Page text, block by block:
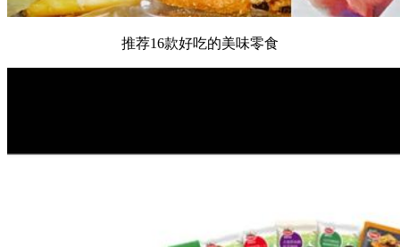
推荐16款好吃的美味零食